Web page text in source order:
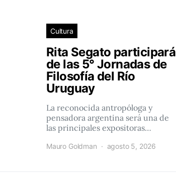
Cultura
Rita Segato participará
de las 5° Jornadas de
Filosofía del Río
Uruguay
La reconocida antropóloga y
pensadora argentina será una de
las principales expositoras…
Mauro Goldman agosto 5, 2026